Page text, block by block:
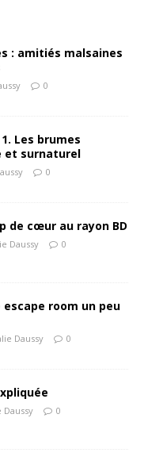
: amitiés malsaines
0
Les brumes
et surnaturel
0
de cœur au rayon BD
Daussy 0
room un peu
Daussy 0
Daussy 0